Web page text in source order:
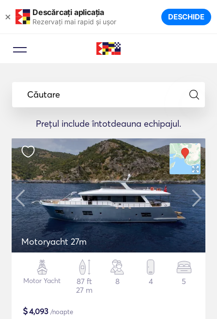
× Descărcați aplicația
Rezervați mai rapid și ușor DESCHIDE
Căutare
Prețul include întotdeauna echipajul.
Motoryacht 27m
Motor Yacht
87 ft
27 m
8 4 5
$4,093 /noapte